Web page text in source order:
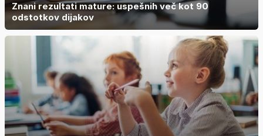
Znani rezultati mature: uspešnih več kot 90
odstotkov dijakov